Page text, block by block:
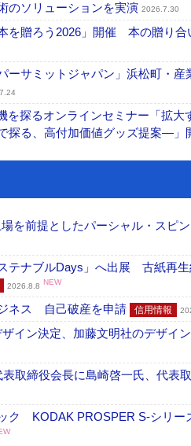
のソリューションを実演 2026.7.30
贈ろう2026」開催 本の贈り合
サミットジャパン」浜松町・
探るオンラインセミナー「拡
探る、高付加価値グッズ提案―」
を前提としたパーシャル・スピ
ナブルDays」へ出展 古紙再
2026.8.8 NEW
ネス 自己破産を申請 信用情報
イン決定、加藤文明社のデザイ
取締役会長に島崎啓一氏、代表
ク KODAK PROSPER S-シリ